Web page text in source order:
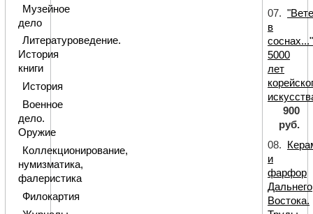
Музейное
дело
Литературоведение.
История
книги
История
Военное
дело.
Оружие
Коллекционирование,
нумизматика,
фалеристика
Филокартия
07.
в
соснах..."
5000
лет
900
руб.
08.
и
фарфор
Дальнего
Востока.